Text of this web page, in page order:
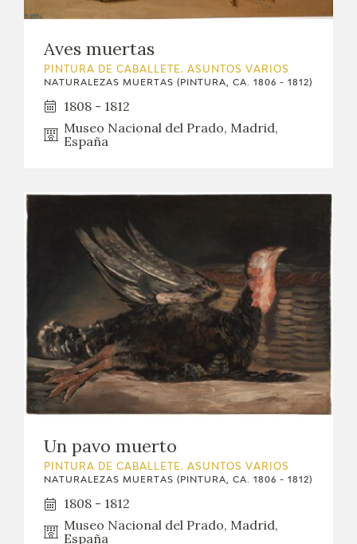
Aves muertas
PINTURA DE CABALLETE. ASUNTOS VARIOS
NATURALEZAS MUERTAS (PINTURA, CA. 1806 - 1812)
1808 - 1812
Museo Nacional del Prado, Madrid,
España
Un pavo muerto
PINTURA DE CABALLETE. ASUNTOS VARIOS
NATURALEZAS MUERTAS (PINTURA, CA. 1806 - 1812)
1808 - 1812
Museo Nacional del Prado, Madrid,
España